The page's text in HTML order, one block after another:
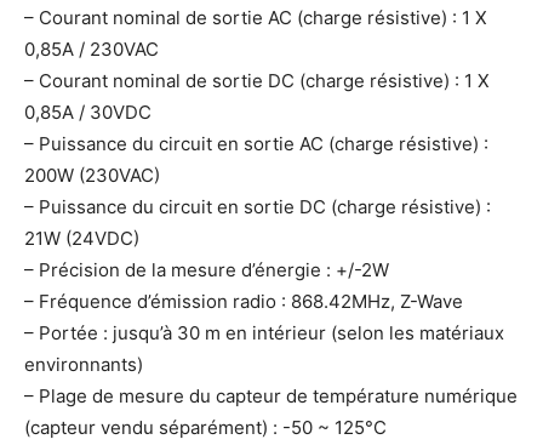
– Courant nominal de sortie AC (charge résistive) : 1 X
0,85A / 230VAC
– Courant nominal de sortie DC (charge résistive) : 1 X
0,85A / 30VDC
– Puissance du circuit en sortie AC (charge résistive) :
200W (230VAC)
– Puissance du circuit en sortie DC (charge résistive) :
21W (24VDC)
– Précision de la mesure d’énergie : +/-2W
– Fréquence d’émission radio : 868.42MHz, Z-Wave
– Portée : jusqu’à 30 m en intérieur (selon les matériaux
environnants)
– Plage de mesure du capteur de température numérique
(capteur vendu séparément) : -50 ~ 125°C